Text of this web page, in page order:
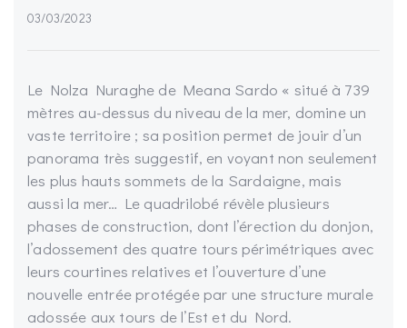
03/03/2023
Le Nolza Nuraghe de Meana Sardo « situé à 739
mètres au-dessus du niveau de la mer, domine un
vaste territoire ; sa position permet de jouir d’un
panorama très suggestif, en voyant non seulement
les plus hauts sommets de la Sardaigne, mais
aussi la mer… Le quadrilobé révèle plusieurs
phases de construction, dont l’érection du donjon,
l’adossement des quatre tours périmétriques avec
leurs courtines relatives et l’ouverture d’une
nouvelle entrée protégée par une structure murale
adossée aux tours de l’Est et du Nord.